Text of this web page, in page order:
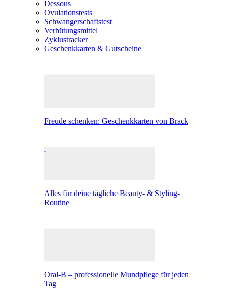
Dessous
Ovulationstests
Schwangerschaftstest
Verhütungsmittel
Zyklustracker
Geschenkkarten & Gutscheine
Freude schenken: Geschenkkarten von Brack
Alles für deine tägliche Beauty- & Styling-
Routine
Oral-B – professionelle Mundpflege für jeden
Tag